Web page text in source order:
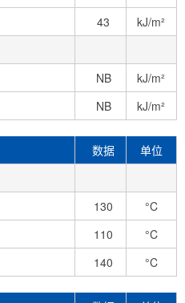
43
kJ/m²
NB
kJ/m²
NB kJ/m²
数据
单位
130
°C
110
°C
140 °C